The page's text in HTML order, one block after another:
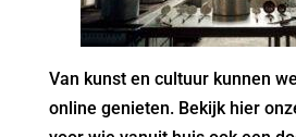
Van kunst en cultuur kunnen
online genieten. Bekijk hier